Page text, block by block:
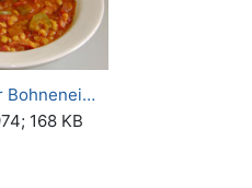
Bohnenei…
168 KB